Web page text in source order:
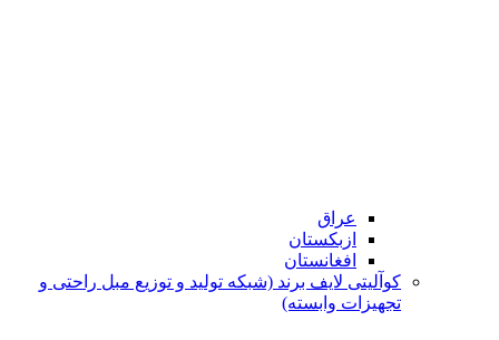
عراق
ازبکستان
افغانستان
کوآلیتی لایف برند (شبکه تولید و توزیع مبل راحتی و
تجهیزات وابسته)